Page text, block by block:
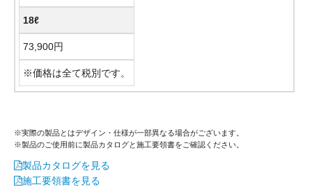
18ℓ
73,900円
※価格は全て税別です。
※実際の製品とはデザイン・仕様が一部異なる場合がございます。
※製品のご使用前に製品カタログと施工要領書をご確認ください。
製品カタログを見る
施工要領書を見る